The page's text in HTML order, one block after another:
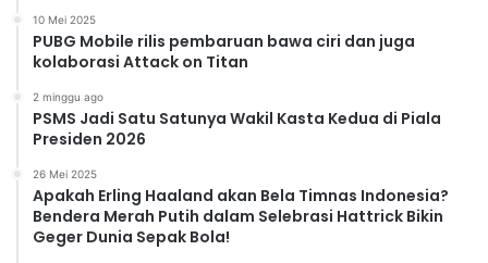
10 Mei 2025
PUBG Mobile rilis pembaruan bawa ciri dan juga
kolaborasi Attack on Titan
2 minggu ago
PSMS Jadi Satu Satunya Wakil Kasta Kedua di Piala
Presiden 2026
26 Mei 2025
Apakah Erling Haaland akan Bela Timnas Indonesia?
Bendera Merah Putih dalam Selebrasi Hattrick Bikin
Geger Dunia Sepak Bola!